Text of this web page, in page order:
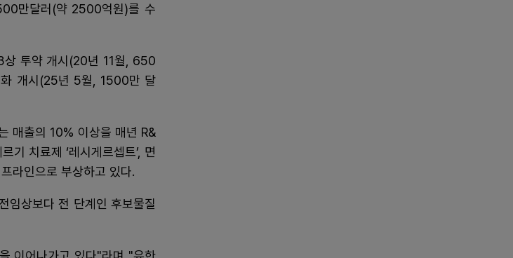
만달러(약 2500억원)를 수
투약 개시(20년 11월, 650
개시(25년 5월, 1500만 달
매출의 10% 이상을 매년 R&
기 치료제 ‘레시게르셉트’, 면
라인으로 부상하고 있다.
임상보다 전 단계인 후보물질